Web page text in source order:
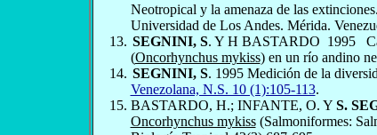
Neotropical y la amenaza de las
Universidad de Los Andes. Mérida.
SEGNINI, S. Y H BASTARDO 1995
(Oncorhynchus mykiss) en un río andino
SEGNINI, S. 1995 Medición de la
Venezolana, N.S. 10 (1):105-113.
BASTARDO, H.; INFANTE, O. Y S.
Oncorhynchus mykiss(Salmo­niformes: